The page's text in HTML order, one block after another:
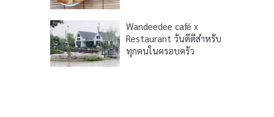
Wandeedee café x
Restaurant วันดีดีสำหรับ
ทุกคนในครอบครัว